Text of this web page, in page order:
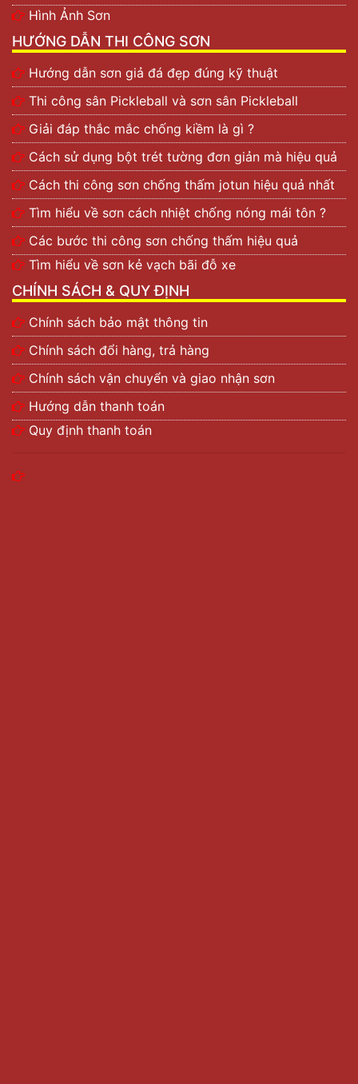
Hình Ảnh Sơn
HƯỚNG DẪN THI CÔNG SƠN
Hướng dẫn sơn giả đá đẹp đúng kỹ thuật
Thi công sân Pickleball và sơn sân Pickleball
Giải đáp thắc mắc chống kiềm là gì ?
Cách sử dụng bột trét tường đơn giản mà hiệu quả
Cách thi công sơn chống thấm jotun hiệu quả nhất
Tìm hiểu về sơn cách nhiệt chống nóng mái tôn ?
Các bước thi công sơn chống thấm hiệu quả
Tìm hiểu về sơn kẻ vạch bãi đỗ xe
CHÍNH SÁCH & QUY ĐỊNH
Chính sách bảo mật thông tin
Chính sách đổi hàng, trả hàng
Chính sách vận chuyển và giao nhận sơn
Hướng dẫn thanh toán
Quy định thanh toán